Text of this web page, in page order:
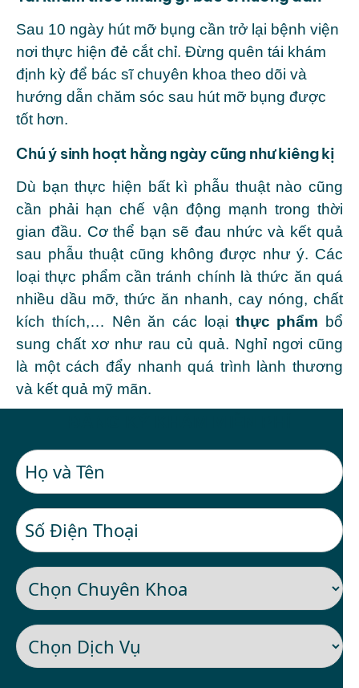
Sau 10 ngày hút mỡ bụng cần trở lại bệnh viện
nơi thực hiện đẻ cắt chỉ. Đừng quên tái khám
định kỳ để bác sĩ chuyên khoa theo dõi và
hướng dẫn chăm sóc sau hút mỡ bụng được
tốt hơn.
Chú ý sinh hoạt hằng ngày cũng như kiêng kị
Dù bạn thực hiện bất kì phẫu thuật nào cũng
cần phải hạn chế vận động mạnh trong thời
gian đầu. Cơ thể bạn sẽ đau nhức và kết quả
sau phẫu thuật cũng không được như ý. Các
loại thực phẩm cần tránh chính là thức ăn quá
nhiều dầu mỡ, thức ăn nhanh, cay nóng, chất
kích thích,… Nên ăn các loại thực phẩm bổ
sung chất xơ như rau củ quả. Nghỉ ngơi cũng
là một cách đẩy nhanh quá trình lành thương
và kết quả mỹ mãn.